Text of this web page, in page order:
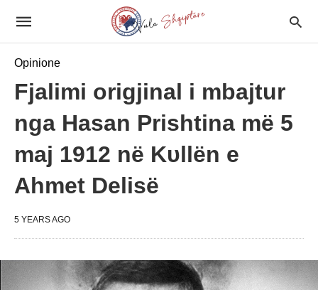
Opinione
Fjalimi origjinal i mbajtur
nga Hasan Prishtina më 5
maj 1912 në Kυllën e
Ahmet Delisë
5 YEARS AGO